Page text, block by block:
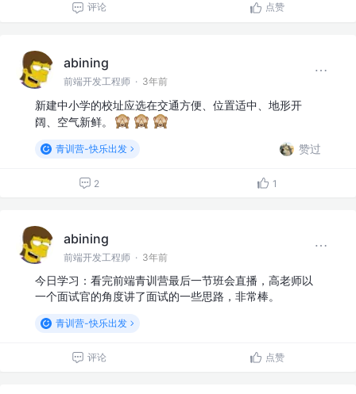
评论 点赞
abining
前端开发工程师 · 3年前
新建中小学的校址应选在交通方便、位置适中、地形开
阔、空气新鲜。
青训营-快乐出发 赞过
2 1
abining
前端开发工程师 · 3年前
今日学习：看完前端青训营最后一节班会直播，高老师以
一个面试官的角度讲了面试的一些思路，非常棒。
青训营-快乐出发
评论 点赞